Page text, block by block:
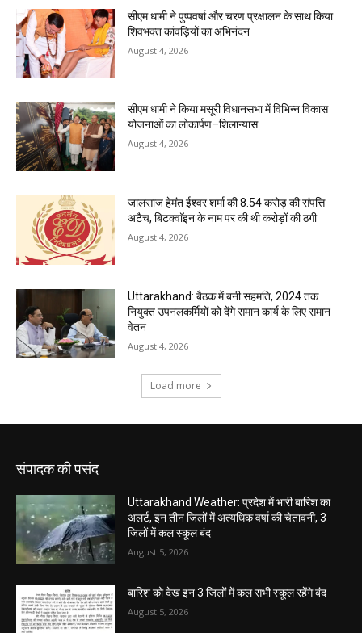
संपादक की पसंद
Uttarakhand Weather: प्रदेश में भारी बारिश का
अलर्ट, इन तीन जिलों में अत्यधिक वर्षा की चेतावनी, 3
जिलों में कल स्कूल बंद
August 5, 2026
बारिश को देख इन 3 जिलों में कल सभी स्कूल रहेंगे बंद
August 5, 2026